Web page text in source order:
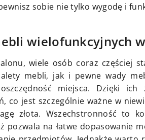
sobie nie tylko wygodę i
wielofunkcyjnych
wiele osób coraz częściej
mebli, jak i pewne wady
miejsca. Dzięki
co jest szczególnie ważne w
złota. Wszechstronność to
pozwala na łatwe dopasowanie